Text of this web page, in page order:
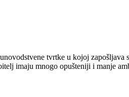
tvrtke u kojoj
imaju mnogo opušteniji i manje